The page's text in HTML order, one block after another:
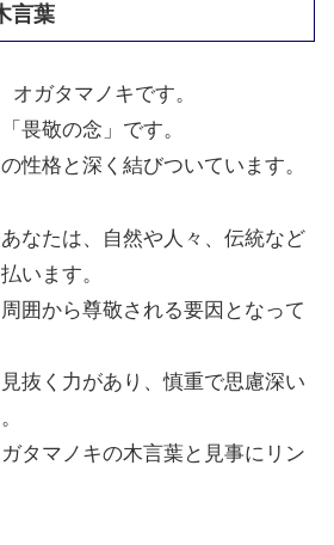
言葉
オガタマノキです。
畏敬の念」です。
性格と深く結びついています。
あなたは、自然や人々、伝統など
います。
囲から尊敬される要因となって
抜く力があり、慎重で思慮深い
タマノキの木言葉と見事にリン